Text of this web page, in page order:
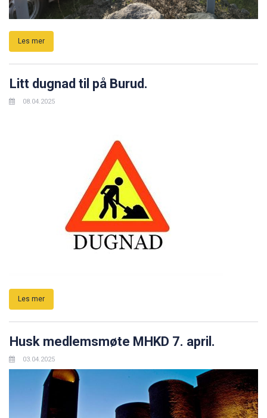
Les mer
Litt dugnad til på Burud.
08.04.2025
Les mer
Husk medlemsmøte MHKD 7. april.
03.04.2025